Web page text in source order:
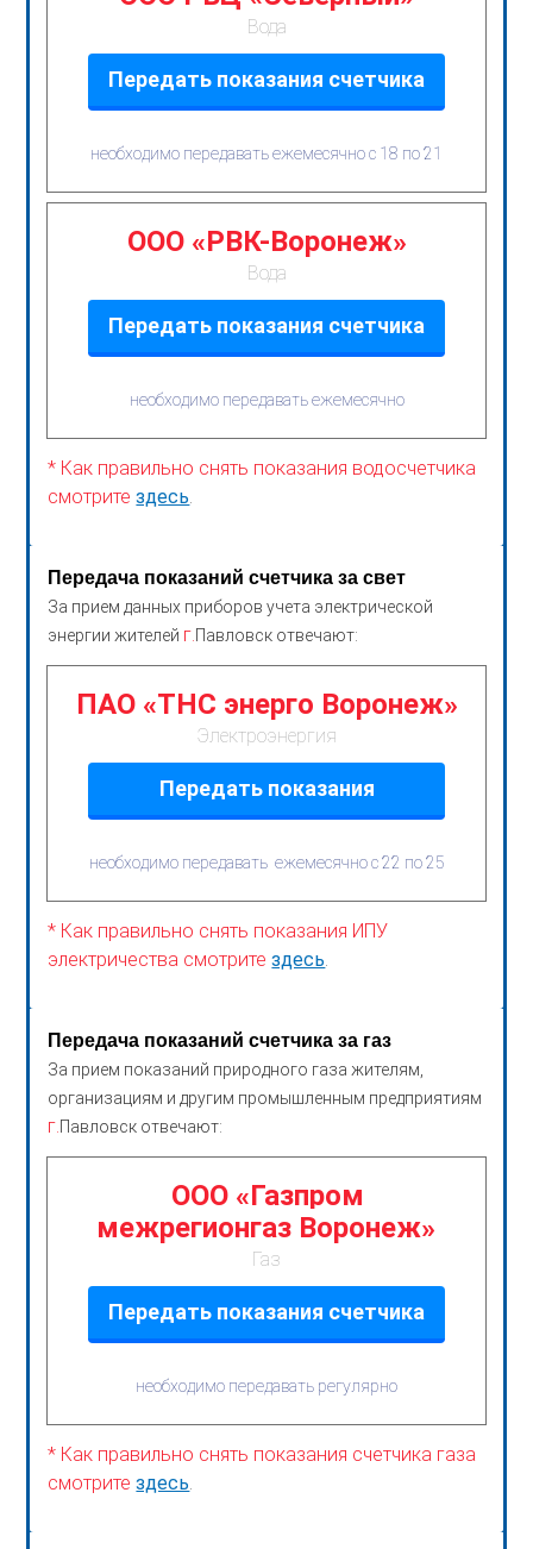
Вода
Передать показания счетчика
необходимо передавать ежемесячно с 18 по 21
ООО «РВК-Воронеж»
Вода
Передать показания счетчика
необходимо передавать ежемесячно
* Как правильно снять показания водосчетчика
смотритездесь
Передача показаний счетчика за свет
За прием данных приборов учета электрической
энергии жителей г. Павловск отвечают:
ПАО «ТНС энерго Воронеж»
Электроэнергия
Передать показания
необходимо передавать ежемесячно с 22 по 25
* Как правильно снять показания ИПУ
электричества смотритездесь
Передача показаний счетчика за газ
За прием показаний природного газа жителям,
организациям и другим промышленным предприятиям
г. Павловск отвечают:
ООО «Газпром
межрегионгаз Воронеж»
Газ
Передать показания счетчика
необходимо передавать регулярно
* Как правильно снять показания счетчика газа
смотритездесь